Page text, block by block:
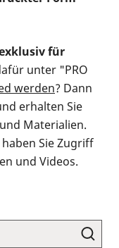
für
unter "PRO
werden? Dann
erhalten Sie
Materialien.
Sie Zugriff
und Videos.